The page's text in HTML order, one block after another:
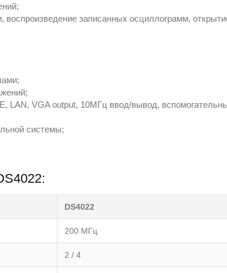
записанных осциллограмм,
LAN, VGA output, 10МГц ввод/вывод,
системы;
DS4022
200 МГц
2 / 4